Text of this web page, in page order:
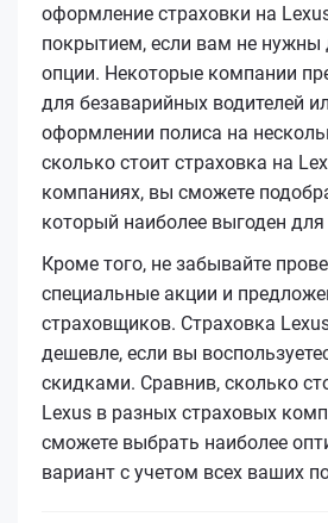
оформление страховки на
покрытием, если вам не нужны
опции. Некоторые компании
для безаварийных водителей
оформлении полиса на
сколько стоит страховка на
компаниях, вы сможете
который наиболее выгоден
Кроме того, не забывайте
специальные акции и
страховщиков. Страховка
дешевле, если вы
скидками. Сравнив, сколько
Lexus в разных страховых
сможете выбрать наиболее
вариант с учетом всех ваших